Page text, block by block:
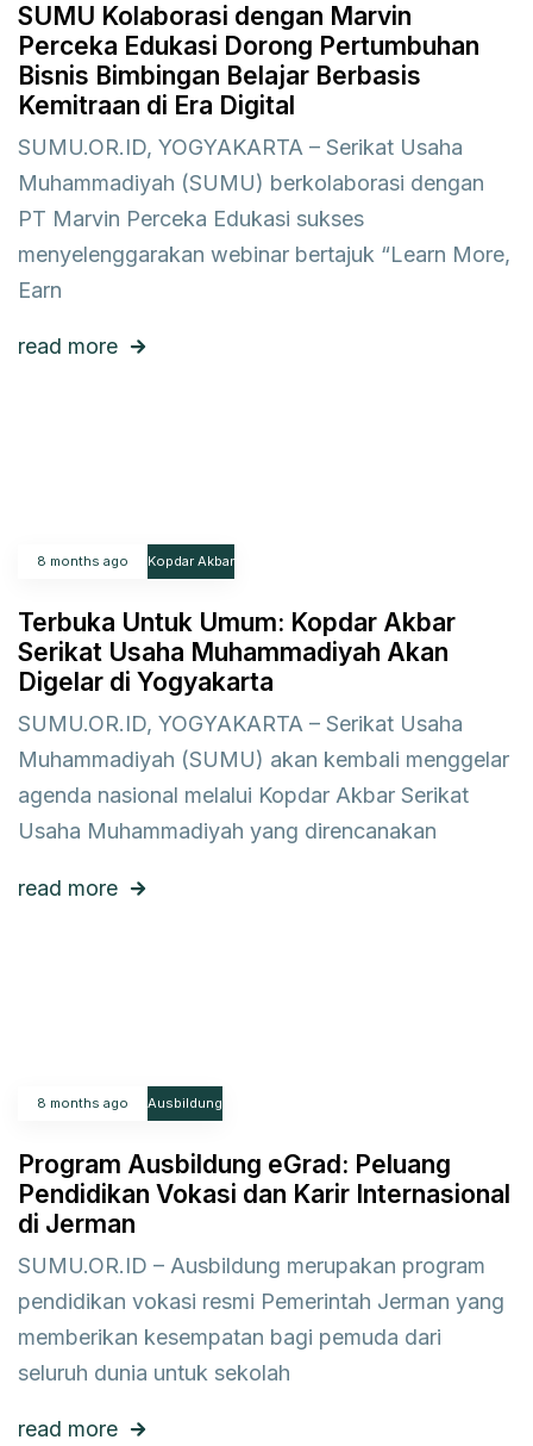
SUMU Kolaborasi dengan Marvin
Perceka Edukasi Dorong Pertumbuhan
Bisnis Bimbingan Belajar Berbasis
Kemitraan di Era Digital
SUMU.OR.ID, YOGYAKARTA – Serikat Usaha
Muhammadiyah (SUMU) berkolaborasi dengan
PT Marvin Perceka Edukasi sukses
menyelenggarakan webinar bertajuk “Learn More,
Earn
read more
8 months ago Kopdar Akbar
Terbuka Untuk Umum: Kopdar Akbar
Serikat Usaha Muhammadiyah Akan
Digelar di Yogyakarta
SUMU.OR.ID, YOGYAKARTA – Serikat Usaha
Muhammadiyah (SUMU) akan kembali menggelar
agenda nasional melalui Kopdar Akbar Serikat
Usaha Muhammadiyah yang direncanakan
read more
8 months ago Ausbildung
Program Ausbildung eGrad: Peluang
Pendidikan Vokasi dan Karir Internasional
di Jerman
SUMU.OR.ID – Ausbildung merupakan program
pendidikan vokasi resmi Pemerintah Jerman yang
memberikan kesempatan bagi pemuda dari
seluruh dunia untuk sekolah
read more